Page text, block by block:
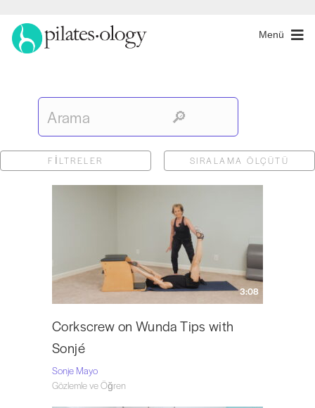
Menü
FILTRELER SIRALAMA ÖLÇÜTÜ
3:08
Corkscrew on Wunda Tips with
Sonjé
Sonje Mayo
Gözlemle ve Öğren